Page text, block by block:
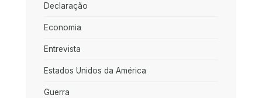
Declaração
Economia
Entrevista
Estados Unidos da América
Guerra